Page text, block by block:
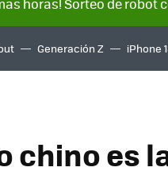
Generación Z iPhone
chino es